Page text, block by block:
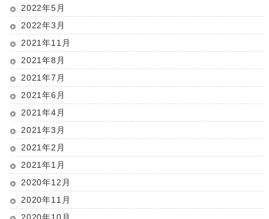
2022年5月
2022年3月
2021年11月
2021年8月
2021年7月
2021年6月
2021年4月
2021年3月
2021年2月
2021年1月
2020年12月
2020年11月
2020年10月